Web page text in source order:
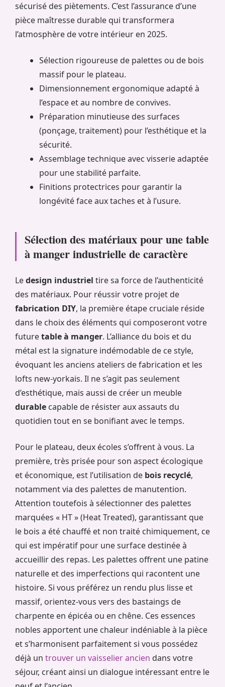
sécurisé des piètements. C’est l’assurance d’une
pièce maîtresse durable qui transformera
l’atmosphère de votre intérieur en 2025.
Sélection rigoureuse de palettes ou de bois
massif pour le plateau.
Dimensionnement ergonomique adapté à
l’espace et au nombre de convives.
Préparation minutieuse des surfaces
(ponçage, traitement) pour l’esthétique et la
sécurité.
Assemblage technique avec visserie adaptée
pour une stabilité parfaite.
Finitions protectrices pour garantir la
longévité face aux taches et à l’usure.
Sélection des matériaux pour une table
à manger industrielle de caractère
Ledesign industriel tire sa force de l’authenticité
des matériaux. Pour réussir votre projet de
fabrication DIY, la première étape cruciale réside
dans le choix des éléments qui composeront votre
futuretable à manger. L’alliance du bois et du
métal est la signature indémodable de ce style,
évoquant les anciens ateliers de fabrication et les
lofts new-yorkais. Il ne s’agit pas seulement
d’esthétique, mais aussi de créer un meuble
durable capable de résister aux assauts du
quotidien tout en se bonifiant avec le temps.
Pour le plateau, deux écoles s’offrent à vous. La
première, très prisée pour son aspect écologique
et économique, est l’utilisation de bois recyclé,
notamment via des palettes de manutention.
Attention toutefois à sélectionner des palettes
marquées « HT » (Heat Treated), garantissant que
le bois a été chauffé et non traité chimiquement, ce
qui est impératif pour une surface destinée à
accueillir des repas. Les palettes offrent une patine
naturelle et des imperfections qui racontent une
histoire. Si vous préférez un rendu plus lisse et
massif, orientez-vous vers des bastaings de
charpente en épicéa ou en chêne. Ces essences
nobles apportent une chaleur indéniable à la pièce
et s’harmonisent parfaitement si vous possédez
déjà un trouver un vaisselier ancien dans votre
séjour, créant ainsi un dialogue intéressant entre le